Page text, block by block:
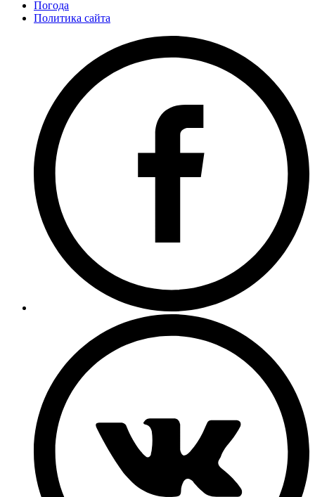
Погода
Политика сайта